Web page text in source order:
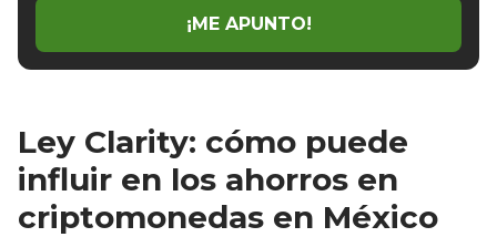
¡ME APUNTO!
Ley Clarity: cómo puede
influir en los ahorros en
criptomonedas en México